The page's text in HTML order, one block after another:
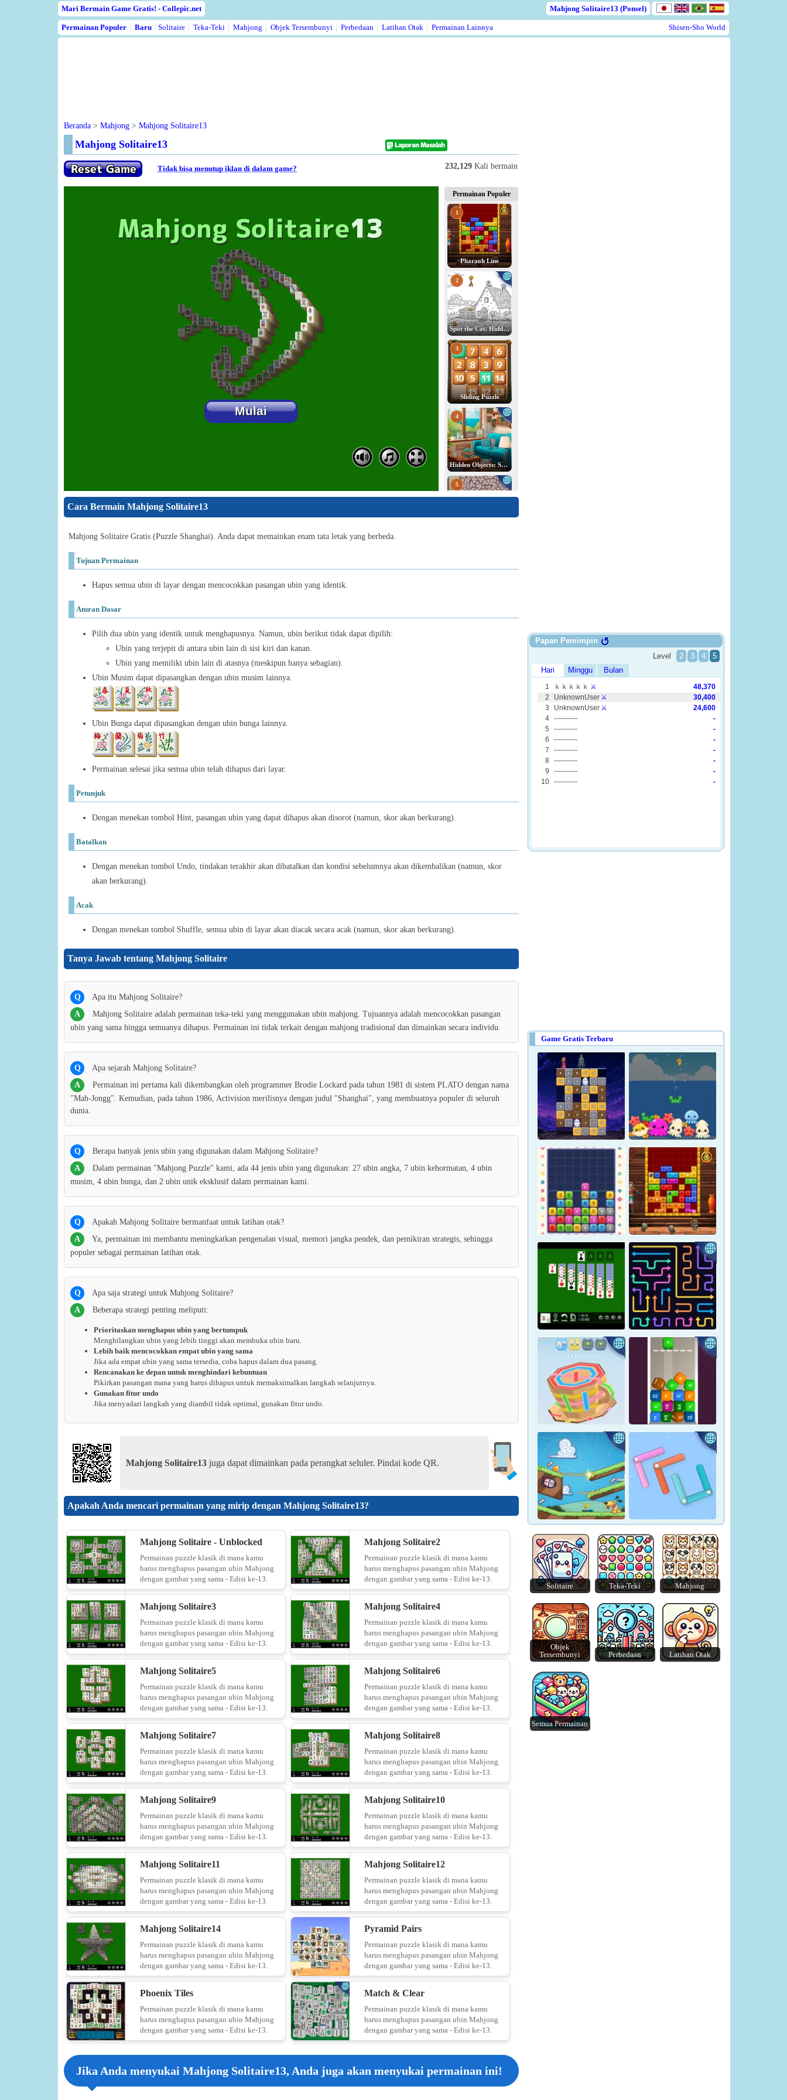
Mari Bermain Game Gratis! - Collepic.net Mahjong Solitaire13 (Ponsel)
Permainan Populer Baru Solitaire Teka-Teki Mahjong Objek Tersembunyi Perbedaan Latihan Otak Permainan Lainnya Shisen-Sho World
Beranda > Mahjong > Mahjong Solitaire13
Mahjong Solitaire13
232,129 Kali bermain
Tidak bisa menutup iklan di dalam game?
Permainan Populer
1
Pharaoh Line
2
Spot the Cat. Hidden Cats
3
Sliding Puzzle
4
Hidden Objects: Search for Items
5
7
Golf Orbit - Unblocked
Knife vs Fruits
13
14
Cara Bermain Mahjong Solitaire13
Mahjong Solitaire Gratis (Puzzle Shanghai). Anda dapat memainkan enam tata letak yang berbeda.
Tujuan Permainan
Hapus semua ubin di layar dengan mencocokkan pasangan ubin yang identik.
Aturan Dasar
Pilih dua ubin yang identik untuk menghapusnya. Namun, ubin berikut tidak dapat dipilih:
Ubin yang terjepit di antara ubin lain di sisi kiri dan kanan.
Ubin yang memiliki ubin lain di atasnya (meskipun hanya sebagian).
Ubin Musim dapat dipasangkan dengan ubin musim lainnya.
Ubin Bunga dapat dipasangkan dengan ubin bunga lainnya.
Permainan selesai jika semua ubin telah dihapus dari layar.
Petunjuk
Dengan menekan tombol Hint, pasangan ubin yang dapat dihapus akan disorot (namun, skor akan berkurang).
Batalkan
Dengan menekan tombol Undo, tindakan terakhir akan dibatalkan dan kondisi sebelumnya akan dikembalikan (namun, skor
akan berkurang).
Acak
Dengan menekan tombol Shuffle, semua ubin di layar akan diacak secara acak (namun, skor akan berkurang).
Tanya Jawab tentang Mahjong Solitaire
Q
Apa itu Mahjong Solitaire?
A
Mahjong Solitaire adalah permainan teka-teki yang menggunakan ubin mahjong. Tujuannya adalah mencocokkan pasangan
ubin yang sama hingga semuanya dihapus. Permainan ini tidak terkait dengan mahjong tradisional dan dimainkan secara individu.
Q
Apa sejarah Mahjong Solitaire?
A
Permainan ini pertama kali dikembangkan oleh programmer Brodie Lockard pada tahun 1981 di sistem PLATO dengan nama
"Mah-Jongg". Kemudian, pada tahun 1986, Activision merilisnya dengan judul "Shanghai", yang membuatnya populer di seluruh
dunia.
Q
Berapa banyak jenis ubin yang digunakan dalam Mahjong Solitaire?
A
Dalam permainan "Mahjong Puzzle" kami, ada 44 jenis ubin yang digunakan: 27 ubin angka, 7 ubin kehormatan, 4 ubin
musim, 4 ubin bunga, dan 2 ubin unik eksklusif dalam permainan kami.
Q
Apakah Mahjong Solitaire bermanfaat untuk latihan otak?
A
Ya, permainan ini membantu meningkatkan pengenalan visual, memori jangka pendek, dan pemikiran strategis, sehingga
populer sebagai permainan latihan otak.
Q
Apa saja strategi untuk Mahjong Solitaire?
A
Beberapa strategi penting meliputi:
Prioritaskan menghapus ubin yang bertumpuk
Menghilangkan ubin yang lebih tinggi akan membuka ubin baru.
Lebih baik mencocokkan empat ubin yang sama
Jika ada empat ubin yang sama tersedia, coba hapus dalam dua pasang.
Rencanakan ke depan untuk menghindari kebuntuan
Pikirkan pasangan mana yang harus dihapus untuk memaksimalkan langkah selanjutnya.
Gunakan fitur undo
Jika menyadari langkah yang diambil tidak optimal, gunakan fitur undo.
Mahjong Solitaire13 juga dapat dimainkan pada perangkat seluler. Pindai kode QR.
Apakah Anda mencari permainan yang mirip dengan Mahjong Solitaire13?
Mahjong Solitaire - Unblocked
Permainan puzzle klasik di mana kamu
harus menghapus pasangan ubin Mahjong
dengan gambar yang sama - Edisi ke-13.
Mahjong Solitaire2
Permainan puzzle klasik di mana kamu
harus menghapus pasangan ubin Mahjong
dengan gambar yang sama - Edisi ke-13.
Mahjong Solitaire3
Permainan puzzle klasik di mana kamu
harus menghapus pasangan ubin Mahjong
dengan gambar yang sama - Edisi ke-13.
Mahjong Solitaire4
Permainan puzzle klasik di mana kamu
harus menghapus pasangan ubin Mahjong
dengan gambar yang sama - Edisi ke-13.
Mahjong Solitaire5
Permainan puzzle klasik di mana kamu
harus menghapus pasangan ubin Mahjong
dengan gambar yang sama - Edisi ke-13.
Mahjong Solitaire6
Permainan puzzle klasik di mana kamu
harus menghapus pasangan ubin Mahjong
dengan gambar yang sama - Edisi ke-13.
Mahjong Solitaire7
Permainan puzzle klasik di mana kamu
harus menghapus pasangan ubin Mahjong
dengan gambar yang sama - Edisi ke-13.
Mahjong Solitaire8
Permainan puzzle klasik di mana kamu
harus menghapus pasangan ubin Mahjong
dengan gambar yang sama - Edisi ke-13.
Mahjong Solitaire9
Permainan puzzle klasik di mana kamu
harus menghapus pasangan ubin Mahjong
dengan gambar yang sama - Edisi ke-13.
Mahjong Solitaire10
Permainan puzzle klasik di mana kamu
harus menghapus pasangan ubin Mahjong
dengan gambar yang sama - Edisi ke-13.
Mahjong Solitaire11
Permainan puzzle klasik di mana kamu
harus menghapus pasangan ubin Mahjong
dengan gambar yang sama - Edisi ke-13.
Mahjong Solitaire12
Permainan puzzle klasik di mana kamu
harus menghapus pasangan ubin Mahjong
dengan gambar yang sama - Edisi ke-13.
Mahjong Solitaire14
Permainan puzzle klasik di mana kamu
harus menghapus pasangan ubin Mahjong
dengan gambar yang sama - Edisi ke-13.
Pyramid Pairs
Permainan puzzle klasik di mana kamu
harus menghapus pasangan ubin Mahjong
dengan gambar yang sama - Edisi ke-13.
Phoenix Tiles
Permainan puzzle klasik di mana kamu
harus menghapus pasangan ubin Mahjong
dengan gambar yang sama - Edisi ke-13.
Match & Clear
Permainan puzzle klasik di mana kamu
harus menghapus pasangan ubin Mahjong
dengan gambar yang sama - Edisi ke-13.
Jika Anda menyukai Mahjong Solitaire13, Anda juga akan menyukai permainan ini!
Game Gratis Terbaru
Magic Stone Puzzle: The
Petrified Prince
Osakana Game
Crown Pop Pharaoh Line
Yukon Solitaire Tap Arrows: New Levels
Tape Sort 3D
Lazy Dog Crunch Locked
Solitaire Teka-Teki Mahjong
Objek
Tersembunyi
Perbedaan Latihan Otak
Semua Permainan